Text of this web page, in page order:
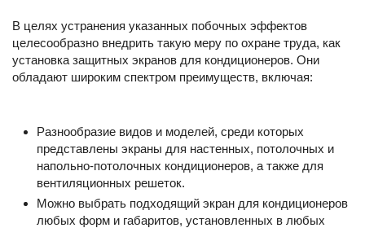
В целях устранения указанных побочных эффектов
целесообразно внедрить такую меру по охране труда, как
установка защитных экранов для кондиционеров. Они
обладают широким спектром преимуществ, включая:
Разнообразие видов и моделей, среди которых
представлены экраны для настенных, потолочных и
напольно-потолочных кондиционеров, а также для
вентиляционных решеток.
Можно выбрать подходящий экран для кондиционеров
любых форм и габаритов, установленных в любых